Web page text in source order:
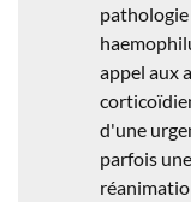
appel aux
d'une
parfois